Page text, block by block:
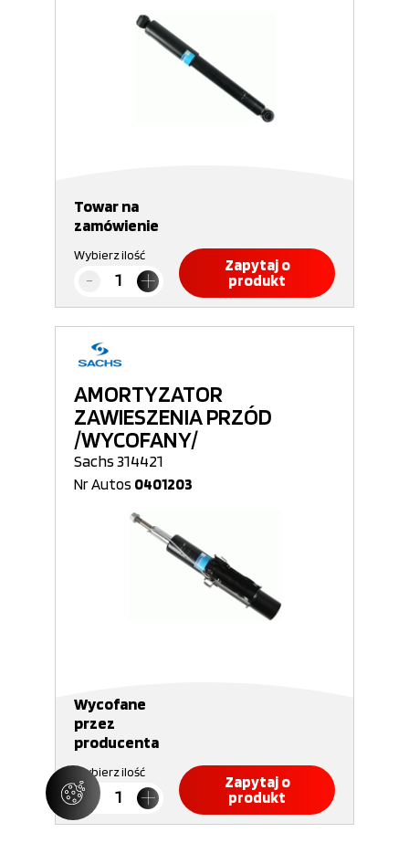
Towar na
zamówienie
Wybierz ilość
Zapytaj o
produkt
AMORTYZATOR
ZAWIESZENIA PRZÓD
/WYCOFANY/
Sachs 314421
Nr Autos 0401203
Wycofane
przez
producenta
Wybierz ilość
Zapytaj o
produkt